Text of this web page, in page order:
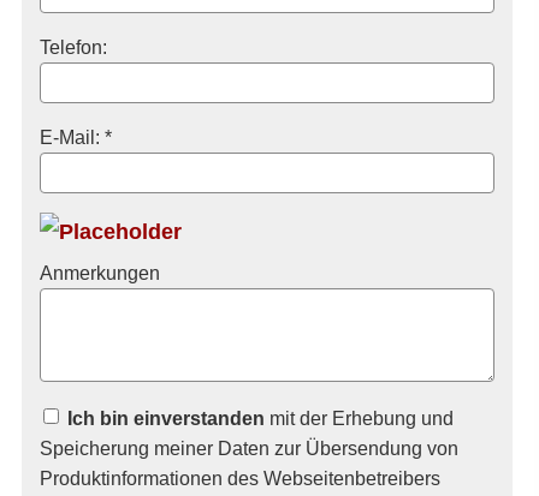
Telefon:
E-Mail: *
Anmerkungen
Ich bin einverstanden mit der Erhebung und
Speicherung meiner Daten zur Übersendung von
Produktinformationen des Webseitenbetreibers